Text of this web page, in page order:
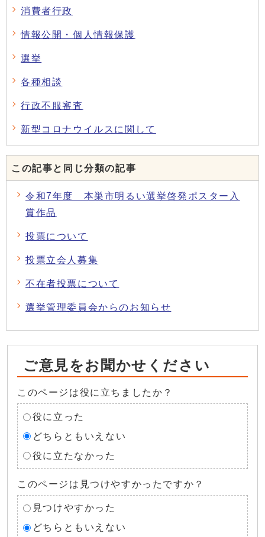
消費者行政
情報公開・個人情報保護
選挙
各種相談
行政不服審査
新型コロナウイルスに関して
この記事と同じ分類の記事
令和7年度 本巣市明るい選挙啓発ポスター入
賞作品
投票について
投票立会人募集
不在者投票について
選挙管理委員会からのお知らせ
ご意見をお聞かせください
このページは役に立ちましたか？
役に立った
どちらともいえない
役に立たなかった
このページは見つけやすかったですか？
見つけやすかった
どちらともいえない